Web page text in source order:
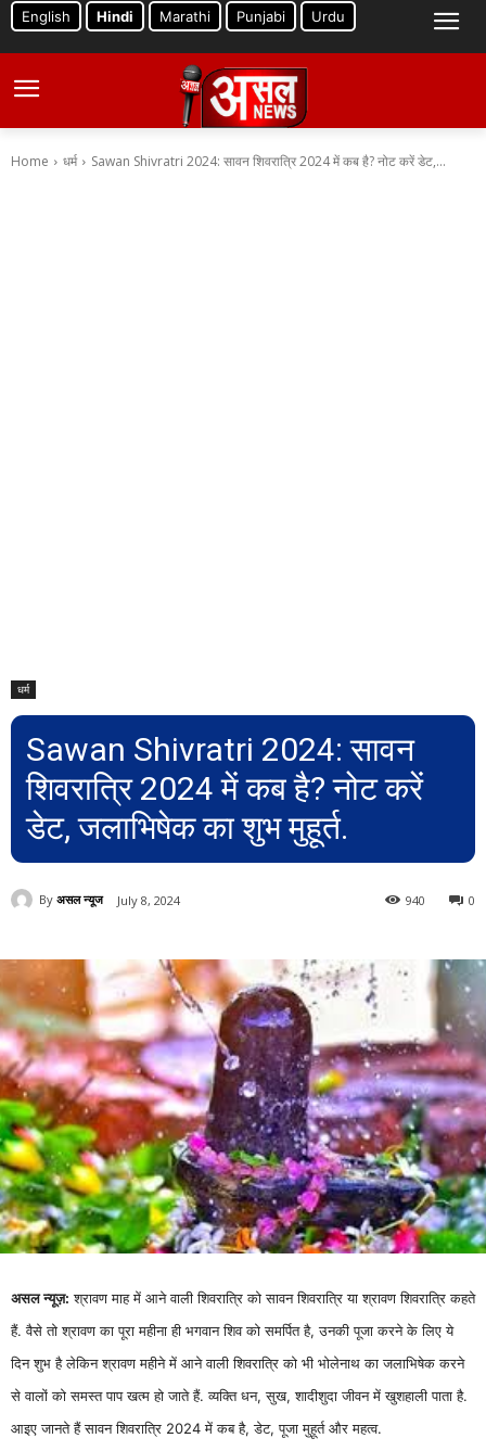
English Hindi Marathi Punjabi Urdu
Home धर्म Sawan Shivratri 2024: सावन शिवरात्रि 2024 में कब है? नोट करें डेट,...
धर्म
Sawan Shivratri 2024: सावन
शिवरात्रि 2024 में कब है? नोट करें
डेट, जलाभिषेक का शुभ मुहूर्त.
By असल न्यूज July 8, 2024 0
940
असल न्यूज़: श्रावण माह में आने वाली शिवरात्रि को सावन शिवरात्रि या श्रावण शिवरात्रि कहते
हैं. वैसे तो श्रावण का पूरा महीना ही भगवान शिव को समर्पित है, उनकी पूजा करने के लिए ये
दिन शुभ है लेकिन श्रावण महीने में आने वाली शिवरात्रि को भी भोलेनाथ का जलाभिषेक करने
से वालों को समस्त पाप खत्म हो जाते हैं. व्यक्ति धन, सुख, शादीशुदा जीवन में खुशहाली पाता है.
आइए जानते हैं सावन शिवरात्रि 2024 में कब है, डेट, पूजा मुहूर्त और महत्व.